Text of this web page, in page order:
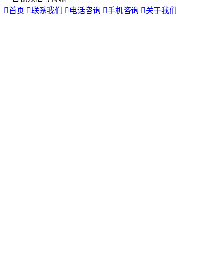
首页 联系我们  电话咨询 手机咨询 关于我们